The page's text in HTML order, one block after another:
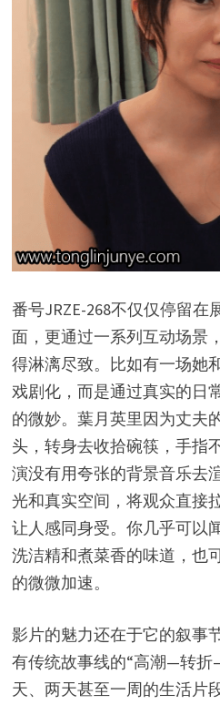
番号JRZE-268不仅仅停留在
面，更通过一系列互动场景
得淋漓尽致。比如有一场她
戏剧化，而是通过真实的日
的微妙。葉月英里因为丈夫
头，转身去收拾碗筷，手指
演没有用夸张的背景音乐去
光和真实空间，将观众直接
让人感同身受。你几乎可以
洗洁精和煮菜香的味道，也
的微微加速。
影片的魅力还在于它的叙事
有传统故事线的“高潮—转折
天、两天甚至一周的生活片